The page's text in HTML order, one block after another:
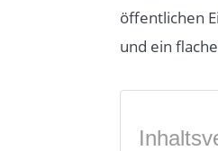
öffentlichen
und ein